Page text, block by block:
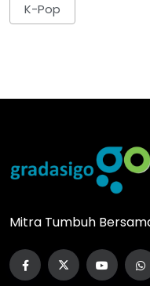
K-Pop
Mitra Tumbuh